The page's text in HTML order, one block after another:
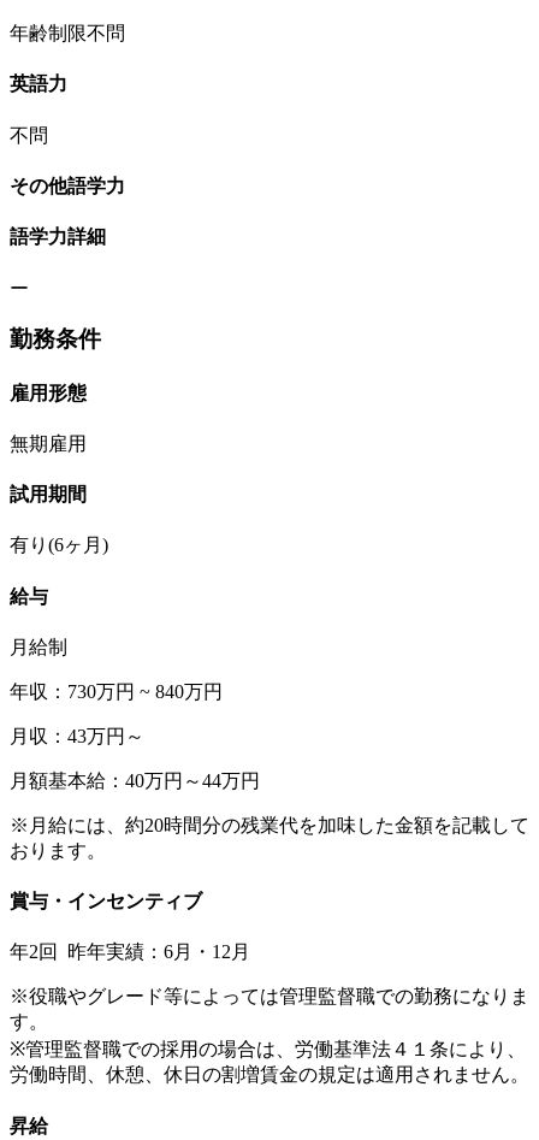
年齢制限不問
英語力
不問
その他語学力
語学力詳細
ー
勤務条件
雇用形態
無期雇用
試用期間
有り(6ヶ月)
給与
月給制
年収：730万円 ~ 840万円
月収：43万円～
月額基本給：40万円～44万円
※月給には、約20時間分の残業代を加味した金額を記載して
おります。
賞与・インセンティブ
年2回 昨年実績：6月・12月
※役職やグレード等によっては管理監督職での勤務になりま
す。
※管理監督職での採用の場合は、労働基準法４１条により、
労働時間、休憩、休日の割増賃金の規定は適用されません。
昇給